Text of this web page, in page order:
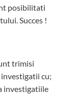
posibilitati
Succes !
trimisi
cu;
investigatiile